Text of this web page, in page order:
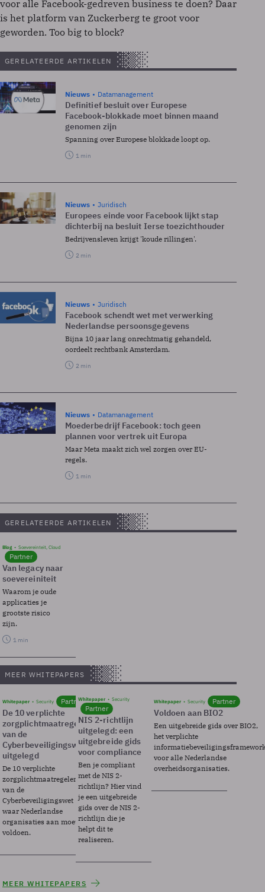
voor alle Facebook-gedreven business te doen? Daar
is het platform van Zuckerberg te groot voor
geworden. Too big to block?
GERELATEERDE ARTIKELEN
Nieuws Datamanagement
Definitief besluit over Europese
Facebook-blokkade moet binnen maand
genomen zijn
Spanning over Europese blokkade loopt op.
1 min
Nieuws Juridisch
Europees einde voor Facebook lijkt stap
dichterbij na besluit Ierse toezichthouder
Bedrijvensleven krijgt 'koude rillingen'.
2 min
Nieuws Juridisch
Facebook schendt wet met verwerking
Nederlandse persoonsgegevens
Bijna 10 jaar lang onrechtmatig gehandeld,
oordeelt rechtbank Amsterdam.
2 min
Nieuws Datamanagement
Moederbedrijf Facebook: toch geen
plannen voor vertrek uit Europa
Maar Meta maakt zich wel zorgen over EU-
regels.
1 min
GERELATEERDE ARTIKELEN
Blog Soevereinteit, Cloud
Partner
Van legacy naar
soevereiniteit
Waarom je oude
applicaties je
grootste risico
zijn.
1 min
MEER WHITEPAPERS
Whitepaper Security Partner
De 10 verplichte
zorgplichtmaatregelen
van de
Cyberbeveiligingswet
uitgelegd
De 10 verplichte
zorgplichtmaatregelen
van de
Cyberbeveiligingswet
waar Nederlandse
organisaties aan moeten
voldoen.
Whitepaper Security
Partner
NIS 2-richtlijn
uitgelegd: een
uitgebreide gids
voor compliance
Ben je compliant
met de NIS 2-
richtlijn? Hier vind
je een uitgebreide
gids over de NIS 2-
richtlijn die je
helpt dit te
realiseren.
Whitepaper Security Partner
Voldoen aan BIO2
Een uitgebreide gids over BIO2,
het verplichte
voor alle Nederlandse
overheidsorganisaties.
MEER WHITEPAPERS